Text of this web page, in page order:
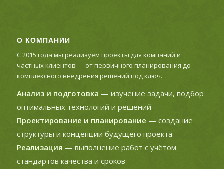
О КОМПАНИИ
С 2015 года мы реализуем проекты для компаний и
частных клиентов — от первичного планирования до
комплексного внедрения решений под ключ.
Анализ и подготовка — изучение задачи, подбор
оптимальных технологий и решений
Проектирование и планирование — создание
структуры и концепции будущего проекта
Реализация — выполнение работ с учётом
стандартов качества и сроков